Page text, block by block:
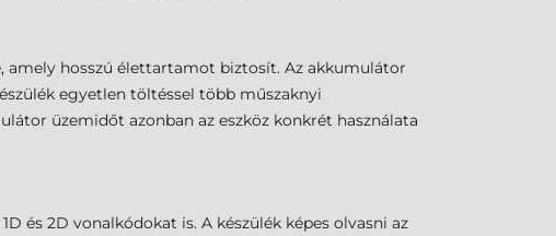
amely hosszú élettartamot biztosít. Az akkumulátor
egyetlen töltéssel több műszaknyi
üzemidőt azonban az eszköz konkrét használata
és 2D vonalkódokat is. A készülék képes olvasni az